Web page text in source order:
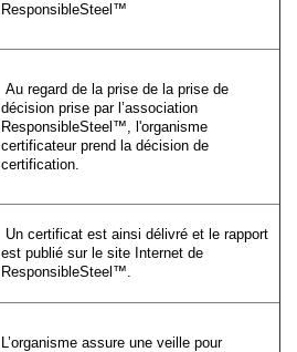
ResponsibleSteel™
Au regard de la prise de la prise de
décision prise par l’association
ResponsibleSteel™, l'organisme
certificateur prend la décision de
certification.
Un certificat est ainsi délivré et le rapport
est publié sur le site Internet de
ResponsibleSteel™.
L’organisme assure une veille pour